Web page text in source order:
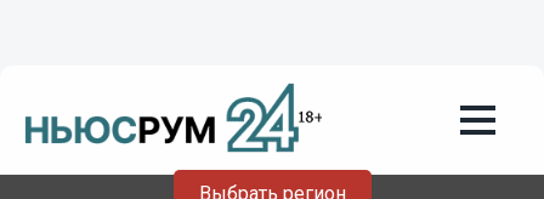
Выбрать регион
Жительница Приморья выиграла в
лотерею 10 млн, указав даты
рождения близких